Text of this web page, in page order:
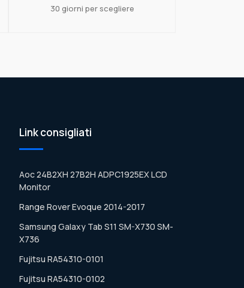
30 giorni per scegliere
Link consigliati
Aoc 24B2XH 27B2H ADPC1925EX LCD
Monitor
Range Rover Evoque 2014-2017
Samsung Galaxy Tab S11 SM-X730 SM-
X736
Fujitsu RA54310-0101
Fujitsu RA54310-0102